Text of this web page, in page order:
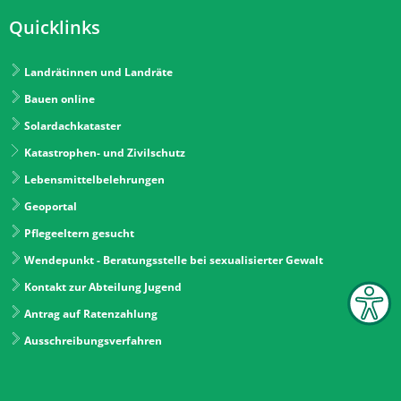
Quicklinks
Landrätinnen und Landräte
Bauen online
Solardachkataster
Katastrophen- und Zivilschutz
Lebensmittelbelehrungen
Geoportal
Pflegeeltern gesucht
Wendepunkt - Beratungsstelle bei sexualisierter Gewalt
Kontakt zur Abteilung Jugend
Antrag auf Ratenzahlung
Ausschreibungsverfahren